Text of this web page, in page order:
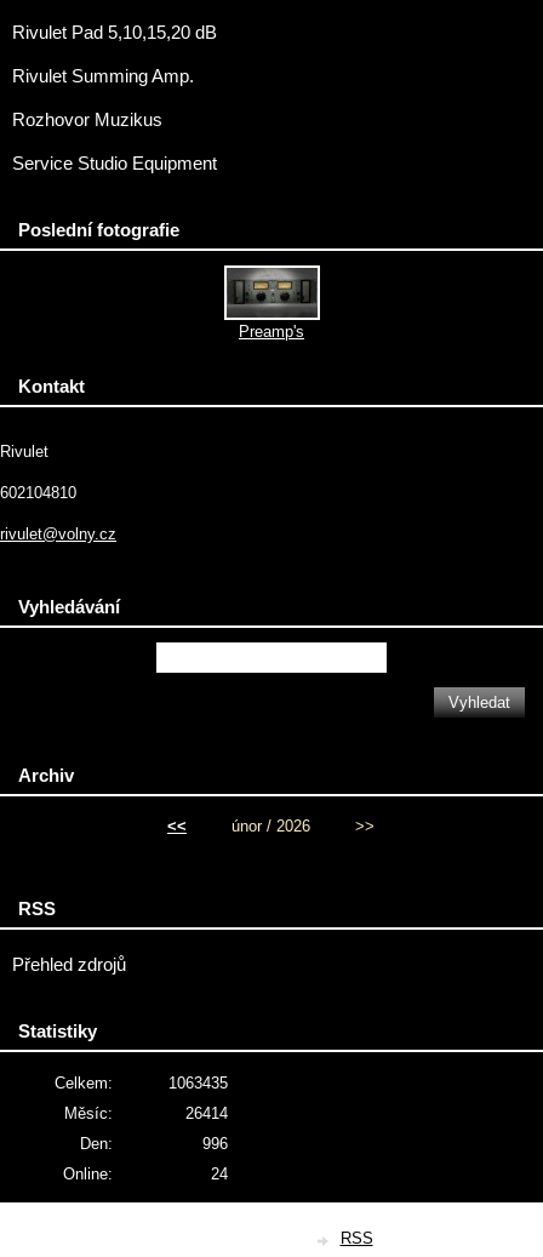
Rivulet Pad 5,10,15,20 dB
Rivulet Summing Amp.
Rozhovor Muzikus
Service Studio Equipment
Poslední fotografie
Preamp's
Kontakt
Rivulet
602104810
rivulet@volny.cz
Vyhledávání
Archiv
<< únor / 2026 >>
RSS
Přehled zdrojů
Statistiky
Online: 24
Celkem:
1063435
Měsíc:
26414
Den:
996
RSS